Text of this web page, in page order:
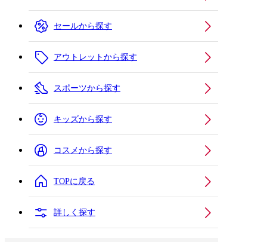
セールから探す
アウトレットから探す
スポーツから探す
キッズから探す
コスメから探す
TOPに戻る
詳しく探す